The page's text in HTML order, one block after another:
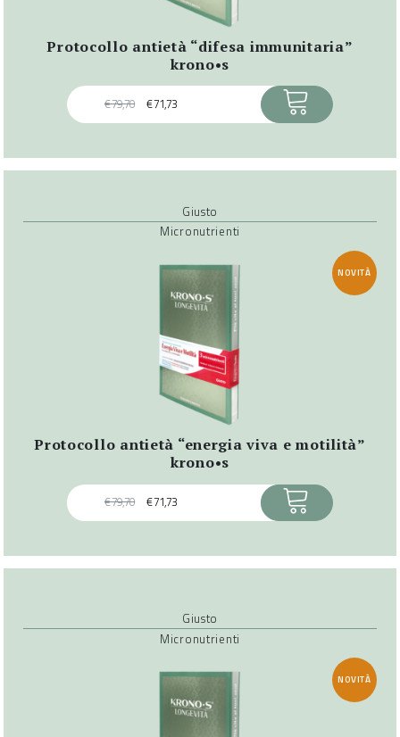
protocollo antietà “difesa immunitaria”
krono•s
€79,70 €71,73 ACQUISTA
Giusto
Micronutrienti
NOVITÀ
protocollo antietà “energia viva e motilità”
krono•s
€79,70 €71,73 ACQUISTA
Giusto
Micronutrienti
NOVITÀ